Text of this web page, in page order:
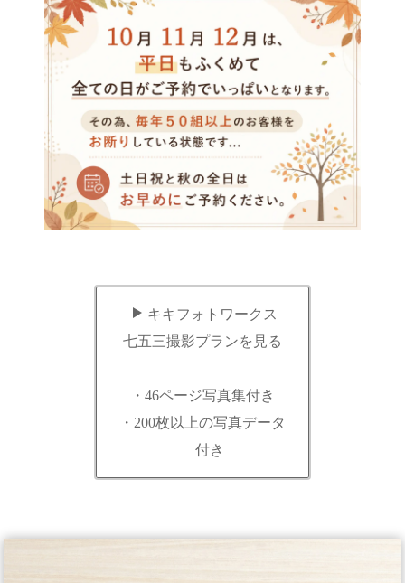
キキフォトワークス
七五三撮影プランを見る
・46ページ写真集付き
・200枚以上の写真データ
付き